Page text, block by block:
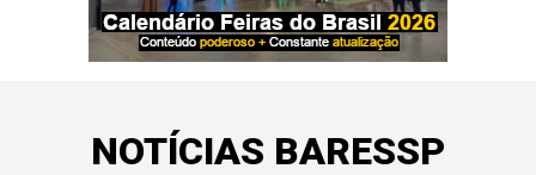
NOTÍCIAS BARESSP